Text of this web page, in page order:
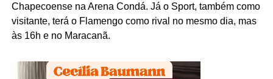
Chapecoense na Arena Condá. Já o Sport, também como
visitante, terá o Flamengo como rival no mesmo dia, mas
às 16h e no Maracanã.